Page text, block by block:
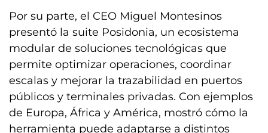
Por su parte, el CEO Miguel Montesinos
presentó la suite Posidonia, un ecosistema
modular de soluciones tecnológicas que
permite optimizar operaciones, coordinar
escalas y mejorar la trazabilidad en puertos
públicos y terminales privadas. Con ejemplos
de Europa, África y América, mostró cómo la
herramienta puede adaptarse a distintos